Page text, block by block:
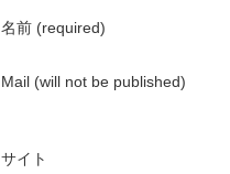
名前 (required)
Mail (will not be published)
サイト